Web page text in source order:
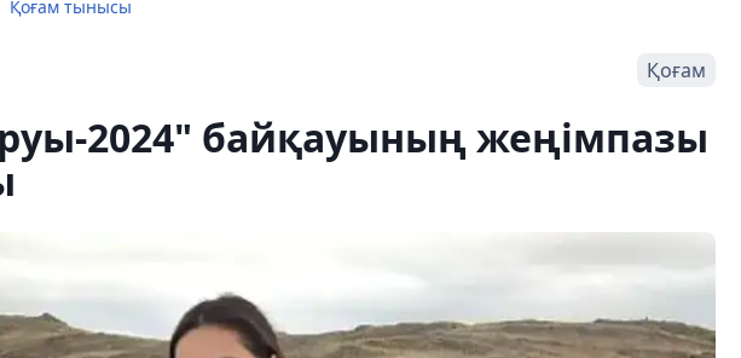
Қоғам тынысы
Қоғам
2024" байқауының жеңімпазы